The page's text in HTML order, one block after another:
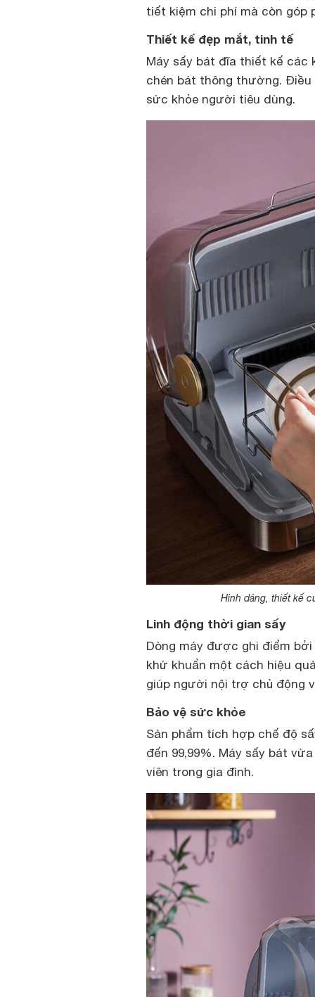
tiết kiệm chi phí mà còn
Thiết kế đẹp mắt, tinh tế
Máy sấy bát đĩa thiết kế các
chén bát thông thường. Điều
sức khỏe người tiêu dùng.
Hình dáng, thiết kế
Linh động thời gian sấy
Dòng máy được ghi điểm
khử khuẩn một cách hiệu
giúp người nội trợ chủ động
Bảo vệ sức khỏe
Sản phẩm tích hợp chế độ
đến 99,99%. Máy sấy bát
viên trong gia đình.